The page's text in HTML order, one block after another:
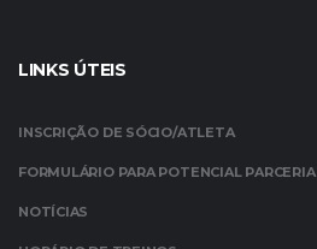
LINKS ÚTEIS
INSCRIÇÃO DE SÓCIO/ATLETA
FORMULÁRIO PARA POTENCIAL PARCERIA
NOTÍCIAS